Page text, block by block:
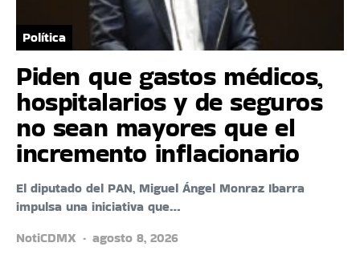
Política
Piden que gastos médicos,
hospitalarios y de seguros
no sean mayores que el
incremento inflacionario
El diputado del PAN, Miguel Ángel Monraz Ibarra
impulsa una iniciativa que…
NotiCDMX
agosto 8, 2026